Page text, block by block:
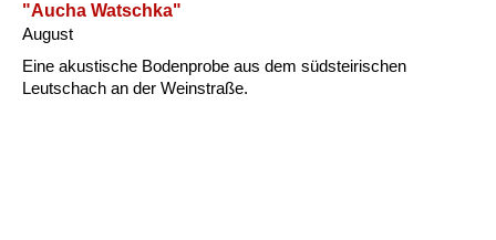
"Aucha Watschka"
August
Eine akustische Bodenprobe aus dem südsteirischen
Leutschach an der Weinstraße.